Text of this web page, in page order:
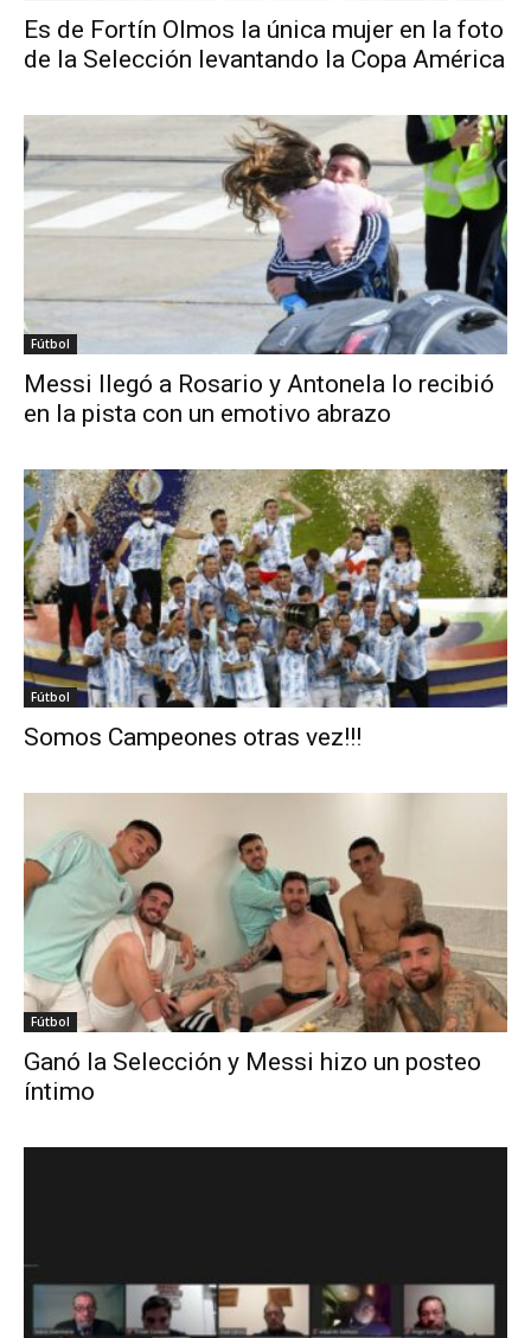
Es de Fortín Olmos la única mujer en la foto
de la Selección levantando la Copa América
Fútbol
Messi llegó a Rosario y Antonela lo recibió
en la pista con un emotivo abrazo
Fútbol
Somos Campeones otras vez!!!
Fútbol
Ganó la Selección y Messi hizo un posteo
íntimo